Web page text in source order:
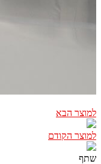
למוצר הבא
למוצר הקודם
שתף